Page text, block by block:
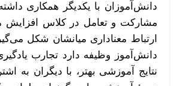
دانش‌آموزان با یکدیگر همکاری
مشارکت و تعامل در کلاس افزایش
ارتباط معناداری میانشان شکل
دانش‌آموز وظیفه دارد تجارب
نتایج آموزشی بهتر، با دیگران به